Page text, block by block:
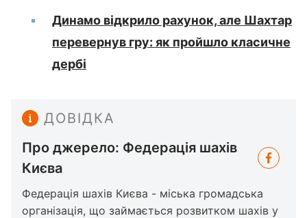
Динамо відкрило рахунок, але Шахтар
перевернув гру: як пройшло класичне
дербі
ДОВІДКА
Про джерело: Федерація шахів
Києва
Федерація шахів Києва - міська громадська
організація, що займається розвитком шахів у